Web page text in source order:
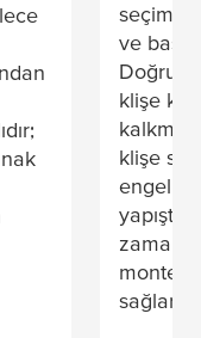
seçim
ve baş
Doğru
klişe
klişe
zaman
monte
sağlar.